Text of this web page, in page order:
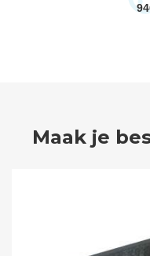
Maak je